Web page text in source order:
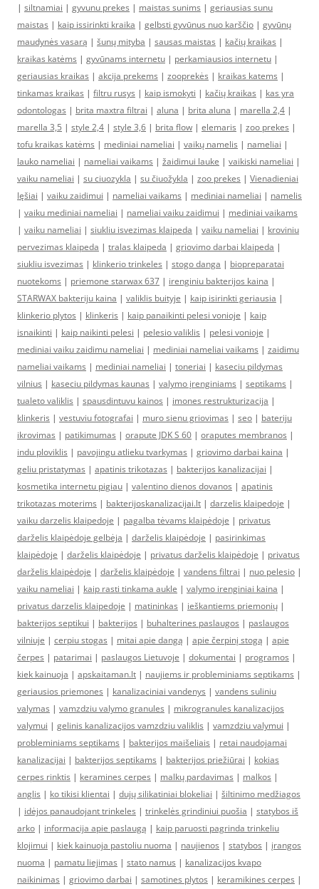
| siltnamiai | gyvunu prekes | maistas sunims | geriausias sunu
maistas | kaip issirinkti kraika | gelbsti gyvūnus nuo karščio | gyvūnų
maudynės vasarą | šunų mityba | sausas maistas | kačių kraikas |
kraikas katėms | gyvūnams internetu | perkamiausios internetu |
geriausias kraikas | akcija prekems | zooprekės | kraikas katems |
tinkamas kraikas | filtru rusys | kaip ismokyti | kačių kraikas | kas yra
odontologas | brita maxtra filtrai | aluna | brita aluna | marella 2,4 |
marella 3,5 | style 2,4 | style 3,6 | brita flow | elemaris | zoo prekes |
tofu kraikas katėms | mediniai nameliai | vaikų namelis | nameliai |
lauko nameliai | nameliai vaikams | žaidimui lauke | vaikiski nameliai |
vaiku nameliai | su ciuozykla | su čiuožykla | zoo prekes | Vienadieniai
lęšiai | vaiku zaidimui | nameliai vaikams | mediniai nameliai | namelis
| vaiku mediniai nameliai | nameliai vaiku zaidimui | mediniai vaikams
| vaiku nameliai | siukliu isvezimas klaipeda | vaiku nameliai | kroviniu
pervezimas klaipeda | tralas klaipeda | griovimo darbai klaipeda |
siukliu isvezimas | klinkerio trinkeles | stogo danga | biopreparatai
nuotekoms | priemone starwax 637 | irenginiu bakterijos kaina |
STARWAX bakteriju kaina | valiklis buityje | kaip isirinkti geriausia |
klinkerio plytos | klinkeris | kaip panaikinti pelesi vonioje | kaip
isnaikinti | kaip naikinti pelesi | pelesio valiklis | pelesi vonioje |
mediniai vaiku zaidimu nameliai | mediniai nameliai vaikams | zaidimu
nameliai vaikams | mediniai nameliai | toneriai | kaseciu pildymas
vilnius | kaseciu pildymas kaunas | valymo įrenginiams | septikams |
tualeto valiklis | spausdintuvu kainos | imones restrukturizacija |
klinkeris | vestuviu fotografai | muro sienu griovimas | seo | bateriju
ikrovimas | patikimumas | orapute JDK S 60 | oraputes membranos |
indu ploviklis | pavojingu atlieku tvarkymas | griovimo darbai kaina |
geliu pristatymas | apatinis trikotazas | bakterijos kanalizacijai |
kosmetika internetu pigiau | valentino dienos dovanos | apatinis
trikotazas moterims | bakterijoskanalizacijai.lt | darzelis klaipedoje |
vaiku darzelis klaipedoje | pagalba tėvams klaipėdoje | privatus
darželis klaipėdoje gelbėja | darželis klaipėdoje | pasirinkimas
klaipėdoje | darželis klaipėdoje | privatus darželis klaipėdoje | privatus
darželis klaipėdoje | darželis klaipėdoje | vandens filtrai | nuo pelesio |
vaiku nameliai | kaip rasti tinkama aukle | valymo irenginiai kaina |
privatus darzelis klaipedoje | matininkas | ieškantiems priemonių |
bakterijos septikui | bakterijos | buhalterines paslaugos | paslaugos
vilniuje | cerpiu stogas | mitai apie dangą | apie čerpinį stogą | apie
čerpes | patarimai | paslaugos Lietuvoje | dokumentai | programos |
kiek kainuoja | apskaitaman.lt | naujiems ir probleminiams septikams |
geriausios priemones | kanalizaciniai vandenys | vandens suliniu
valymas | vamzdziu valymo granules | mikrogranules kanalizacijos
valymui | gelinis kanalizacijos vamzdziu valiklis | vamzdziu valymui |
probleminiams septikams | bakterijos maišeliais | retai naudojamai
kanalizacijai | bakterijos septikams | bakterijos priežiūrai | kokias
cerpes rinktis | keramines cerpes | malkų pardavimas | malkos |
anglis | ko tikisi klientai | dujų silikatiniai blokeliai | šiltinimo medžiagos
| idėjos panaudojant trinkeles | trinkelės grindiniui puošia | statybos iš
arko | informacija apie paslaugą | kaip paruosti pagrinda trinkeliu
klojimui | kiek kainuoja pastoliu nuoma | naujienos | statybos | įrangos
nuoma | pamatu liejimas | stato namus | kanalizacijos kvapo
naikinimas | griovimo darbai | samotines plytos | keramikines cerpes |